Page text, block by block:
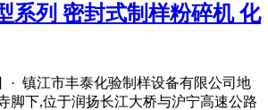
系列 密封式制样粉碎机 化
· 镇江市丰泰化验制样设备有限公司地
脚下,位于润扬长江大桥与沪宁高速公路